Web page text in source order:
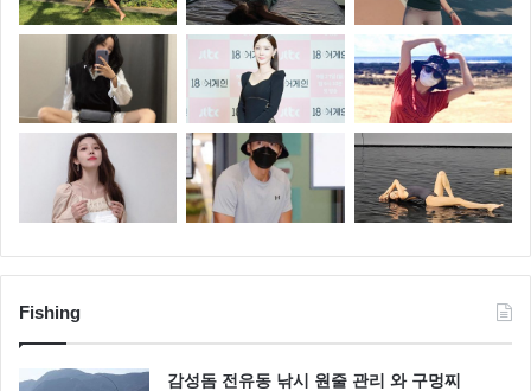
Fishing
감성돔 전유동 낚시 원줄 관리 와 구멍찌